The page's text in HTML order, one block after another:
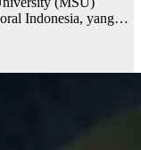
Indonesia, yang…